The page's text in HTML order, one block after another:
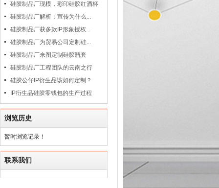
硅胶制品厂现模，彩印硅胶红酒杯
硅胶制品厂解析：宣传为什么...
硅胶制品厂获多款IP形象授权...
硅胶制品厂为贸易公司定制硅...
硅胶制品厂来图定制硅胶瓶套
硅胶制品厂工程团队的云南之行
硅胶公仔IP衍生品该如何定制？
IP衍生品硅胶零钱包的生产过程
浏览历史
暂时浏览记录！
联系我们